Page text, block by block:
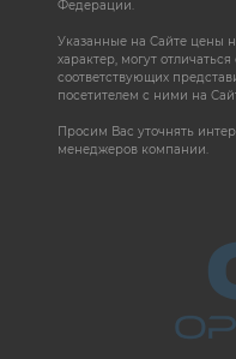
Федерации.
Указанные на Сайте цены
характер, могут
соответствующих
посетителем с ними на
Просим Вас уточнять
менеджеров компании.